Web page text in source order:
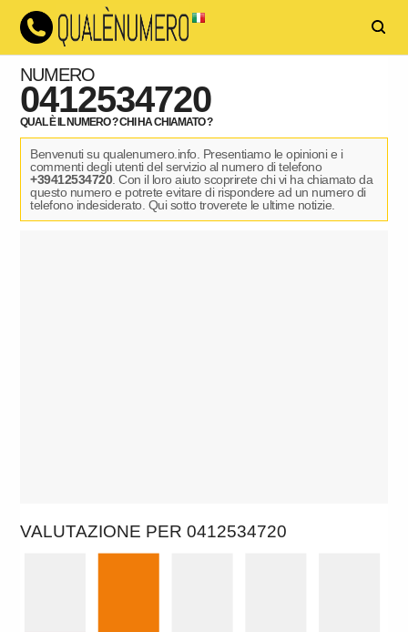
NUMERO
0412534720
QUAL È IL NUMERO ? CHI HA CHIAMATO ?
Benvenuti su qualenumero.info. Presentiamo le opinioni e i
commenti degli utenti del servizio al numero di telefono
+39412534720. Con il loro aiuto scoprirete chi vi ha chiamato da
questo numero e potrete evitare di rispondere ad un numero di
telefono indesiderato. Qui sotto troverete le ultime notizie.
VALUTAZIONE PER 0412534720